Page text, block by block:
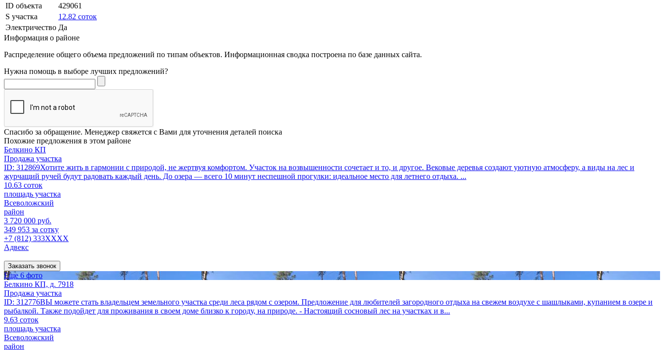
ID объекта
429061
S участка
12.82 соток
Электричество Да
Информация о районе
Распределение общего объема предложений по типам объектов. Информационная сводка построена по базе данных сайта.
Нужна помощь в выборе лучших предложений?
Спасибо за обращение. Менеджер свяжется с Вами для уточнения деталей поиска
Похожие предложения в этом районе
Белкино КП
Продажа участка
ID: 312869Хотите жить в гармонии с природой, не жертвуя комфортом. Участок на возвышенности сочетает и то, и другое. Вековые деревья создают уютную атмосферу, а виды на лес и
журчащий ручей будут радовать каждый день. До озера — всего 10 минут неспешной прогулки: идеальное место для летнего отдыха. ...
10.63 соток
площадь участка
Всеволожский
район
3 720 000 руб.
349 953 за сотку
+7 (812) 333XXXX
Адвекс
Заказать звонок
Еще 6 фото
Белкино КП, д. 7918
Продажа участка
ID: 312776ВЫ можете стать владельцем земельного участка среди леса рядом с озером. Предложение для любителей загородного отдыха на свежем воздухе с шашлыками, купанием в озере и
рыбалкой. Также подойдет для проживания в своем доме близко к городу, на природе. - Настоящий сосновый лес на участках и в...
9.63 соток
площадь участка
Всеволожский
район